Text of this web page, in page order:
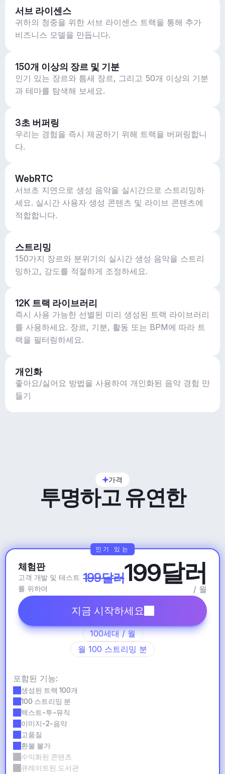
서브 라이센스
귀하의 청중을 위한 서브 라이센스 트랙을 통해 추가
비즈니스 모델을 만듭니다.
150개 이상의 장르 및 기분
인기 있는 장르와 틈새 장르, 그리고 50개 이상의 기분
과 테마를 탐색해 보세요.
3초 버퍼링
우리는 경험을 즉시 제공하기 위해 트랙을 버퍼링합니
다.
WebRTC
서브초 지연으로 생성 음악을 실시간으로 스트리밍하
세요. 실시간 사용자 생성 콘텐츠 및 라이브 콘텐츠에
적합합니다.
스트리밍
150가지 장르와 분위기의 실시간 생성 음악을 스트리
밍하고, 강도를 적절하게 조정하세요.
12K 트랙 라이브러리
즉시 사용 가능한 선별된 미리 생성된 트랙 라이브러리
를 사용하세요. 장르, 기분, 활동 또는 BPM에 따라 트
랙을 필터링하세요.
개인화
좋아요/싫어요 방법을 사용하여 개인화된 음악 경험 만
들기
가격
투명하고 유연한
체험판
고객 개발 및 테스트
를 위하여
199달러199달러
/ 월
지금 시작하세요
100세대 / 월
월 100 스트리밍 분
포함된 기능:
생성된 트랙 100개
100 스트리밍 분
텍스트-투-뮤직
이미지-2-음악
고품질
환불 불가
수익화된 콘텐츠
큐레이트된 도서관
인기 있는